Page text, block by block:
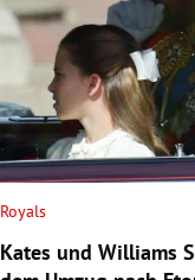
Royals
Kates und Williams